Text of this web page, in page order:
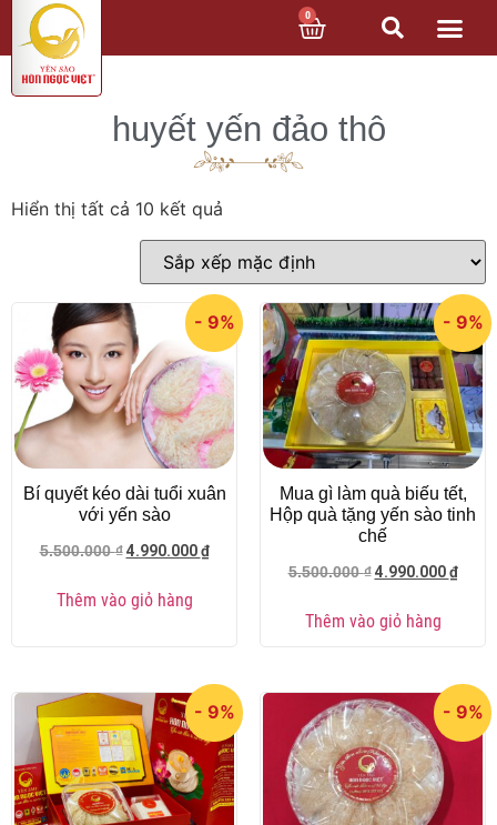
0
huyết yến đảo thô
Hiển thị tất cả 10 kết quả
- 9%
Bí quyết kéo dài tuổi xuân
với yến sào
5.500.000₫ 4.990.000₫
Thêm vào giỏ hàng
- 9%
Mua gì làm quà biếu tết,
Hộp quà tặng yến sào tinh
chế
5.500.000₫ 4.990.000₫
Thêm vào giỏ hàng
- 9% - 9%